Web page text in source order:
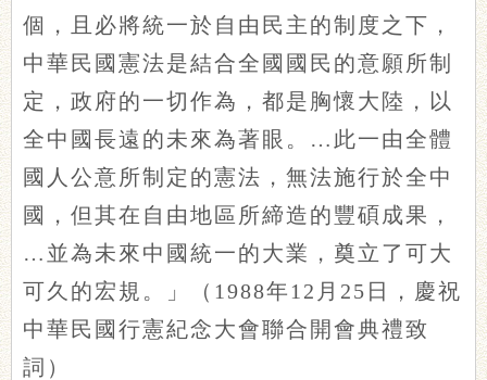
個，且必將統一於自由民主的制度之下，
中華民國憲法是結合全國國民的意願所制
定，政府的一切作為，都是胸懷大陸，以
全中國長遠的未來為著眼。…此一由全體
國人公意所制定的憲法，無法施行於全中
國，但其在自由地區所締造的豐碩成果，
…並為未來中國統一的大業，奠立了可大
可久的宏規。」（1988年12月25日，慶祝
中華民國行憲紀念大會聯合開會典禮致
詞）